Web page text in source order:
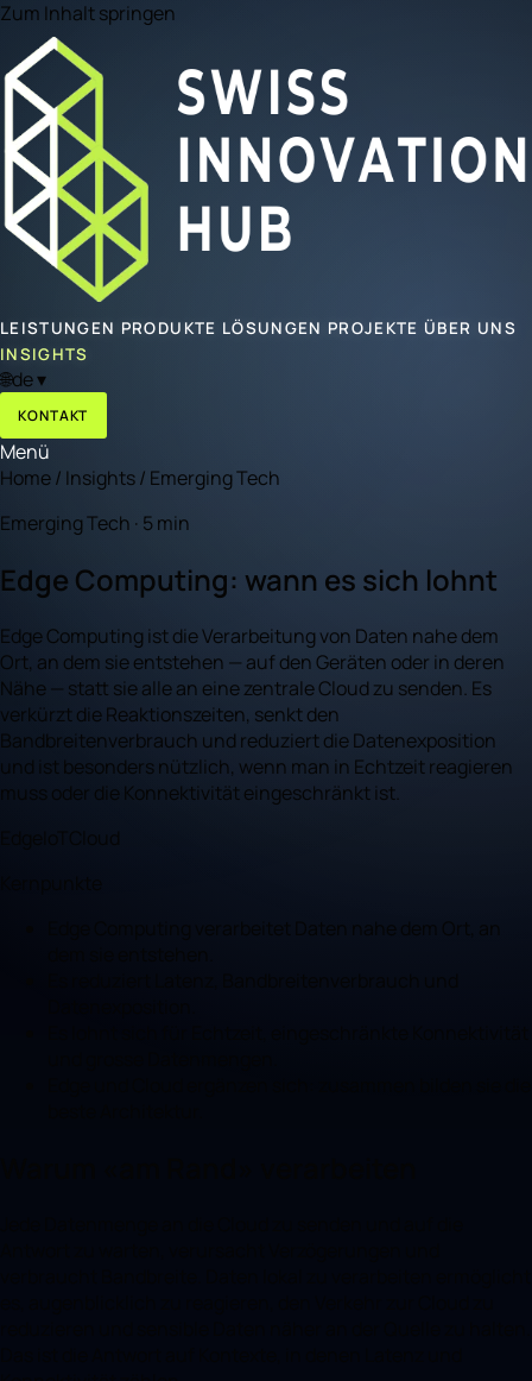
Zum Inhalt springen
LEISTUNGEN PRODUKTE LÖSUNGEN PROJEKTE ÜBER UNS
INSIGHTS
🌐de▾
KONTAKT
Menü
Home/ Insights/ Emerging Tech
Emerging Tech · 5 min
Edge Computing: wann es sich lohnt
Edge Computing ist die Verarbeitung von Daten nahe dem
Ort, an dem sie entstehen — auf den Geräten oder in deren
Nähe — statt sie alle an eine zentrale Cloud zu senden. Es
verkürzt die Reaktionszeiten, senkt den
Bandbreitenverbrauch und reduziert die Datenexposition
und ist besonders nützlich, wenn man in Echtzeit reagieren
muss oder die Konnektivität eingeschränkt ist.
Cloud
Edge Computing verarbeitet Daten nahe dem Ort, an